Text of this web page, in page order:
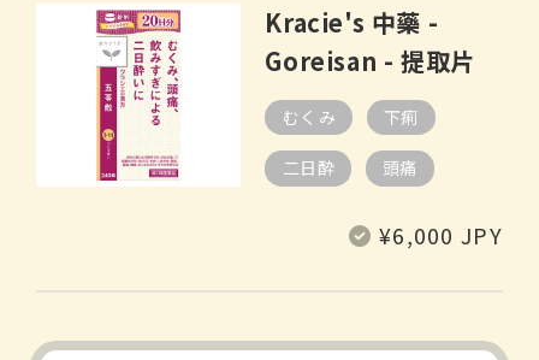
Kracie's 中藥 -
Goreisan - 提取片
むくみ 下痢
二日酔 頭痛
定 ¥6,000 JPY